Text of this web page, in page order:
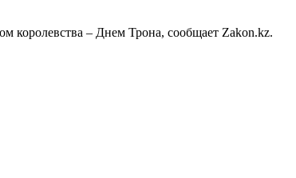
королевства – Днем Трона, сообщает Zakon.kz.